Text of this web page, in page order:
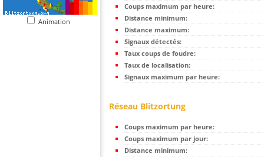
Animation
Coups maximum par heure:
Distance minimum:
Distance maximum:
Signaux détectés:
Taux coups de foudre:
Taux de localisation:
Signaux maximum par heure:
Réseau Blitzortung
Coups maximum par heure:
Coups maximum par jour:
Distance minimum: